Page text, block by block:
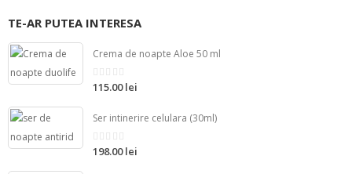
TE-AR PUTEA INTERESA
Crema de noapte Aloe 50 ml
din
115.00 lei
Ser intinerire celulara (30ml)
din
198.00 lei